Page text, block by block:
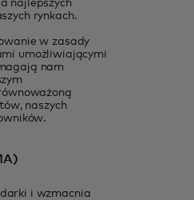
najlepszych
rynkach.
w zasady
umożliwiającymi
nam
naszych
i wzmacnia